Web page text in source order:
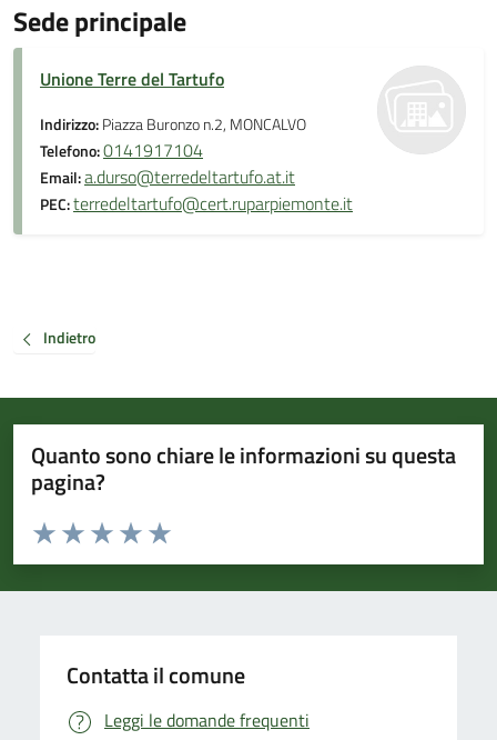
Sede principale
Unione Terre del Tartufo
Indirizzo:Piazza Buronzo n.2, MONCALVO
Telefono:0141917104
Email:a.durso@terredeltartufo.at.it
PEC:terredeltartufo@cert.ruparpiemonte.it
Indietro
Quanto sono chiare le informazioni su questa
pagina?
Valuta da 1 a 5 stelle la pagina
Valuta 5 stelle su 5
Valuta 4 stelle su 5
Valuta 3 stelle su 5
Valuta 2 stelle su 5
Valuta 1 stelle su 5
Contatta il comune
Leggi le domande frequenti